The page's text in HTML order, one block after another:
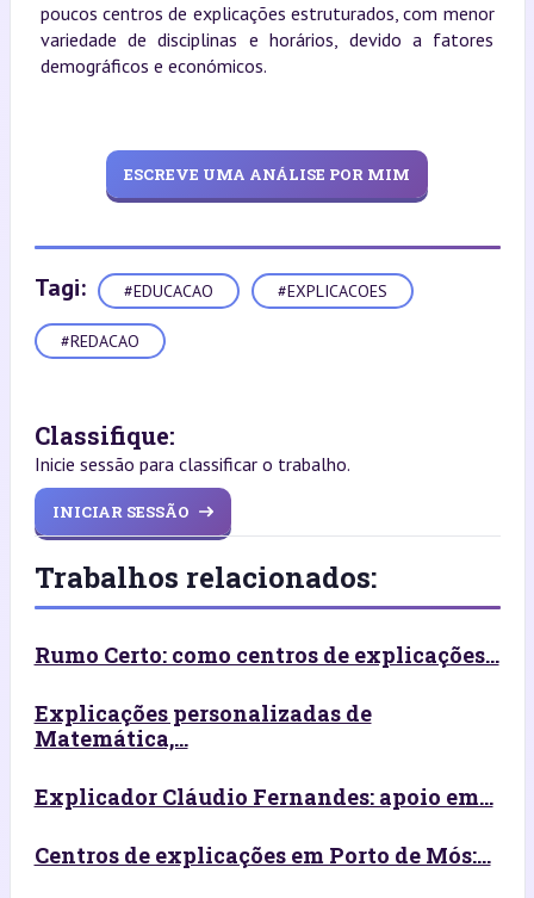
poucos centros de explicações estruturados, com menor
variedade de disciplinas e horários, devido a fatores
demográficos e económicos.
ESCREVE UMA ANÁLISE POR MIM
Tagi: #EDUCACAO #EXPLICACOES
#REDACAO
Classifique:
Inicie sessão para classificar o trabalho.
INICIAR SESSÃO
Trabalhos relacionados:
Rumo Certo: como centros de explicações...
Explicações personalizadas de
Matemática,...
Explicador Cláudio Fernandes: apoio em...
Centros de explicações em Porto de Mós:...